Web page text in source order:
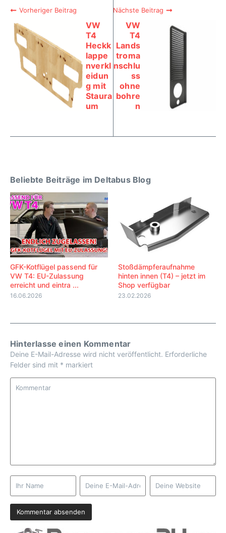
Vorheriger Beitrag
VW
T4
Heckk
lappe
nverkl
eidun
g mit
Staura
um
Nächste Beitrag
VW
T4
Lands
troma
nschlu
ss
ohne
bohre
n
Beliebte Beiträge im Deltabus Blog
GFK-Kotflügel passend für
VW T4: EU-Zulassung
erreicht und eintra ...
16.06.2026
Stoßdämpferaufnahme
hinten innen (T4) – jetzt im
Shop verfügbar
23.02.2026
Hinterlasse einen Kommentar
Deine E-Mail-Adresse wird nicht veröffentlicht. Erforderliche
Felder sind mit * markiert